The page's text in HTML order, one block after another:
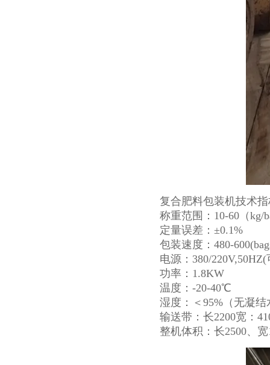
复合肥料包装机技术
称重范围：10-60（kg/
定量误差：±0.1%
包装速度：480-
电源：380/220V,50HZ(
功率：1.8KW
温度：-20-40℃
湿度：＜95%（无凝结
输送带：长2200宽：
整机体积：长2500、